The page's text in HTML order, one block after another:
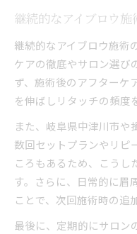
継続的なアイブロウ
継続的なアイブロウ施術
ケアの徹底やサロン選び
ず、施術後のアフターケ
を伸ばしリタッチの頻度
また、岐阜県中津川市や
数回セットプランやリピ
ころもあるため、こうし
す。さらに、日常的に眉
ことで、次回施術時の追
最後に、定期的にサロン